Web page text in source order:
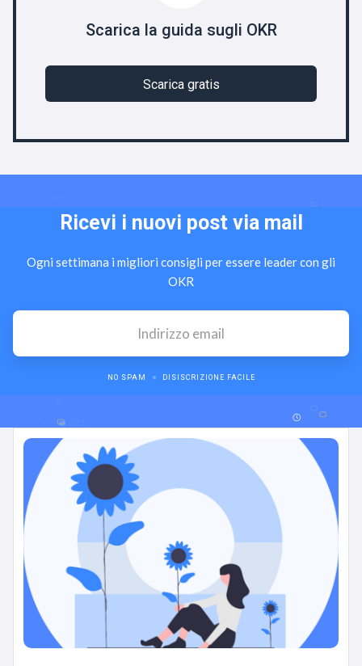
Scarica la guida sugli OKR
Scarica gratis
Ricevi i nuovi post via mail
Ogni settimana i migliori consigli per essere leader con gli
OKR
NO SPAM DISISCRIZIONE FACILE